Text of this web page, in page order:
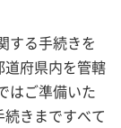
する手続きを
府県内を管轄
はご準備いた
きまですべて